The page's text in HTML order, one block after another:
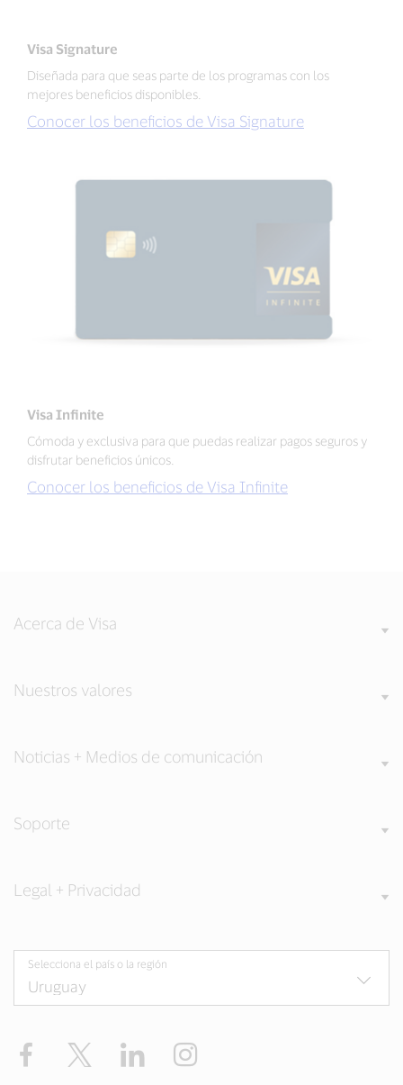
Visa Signature
Diseñada para que seas parte de los programas con los
mejores beneficios disponibles.
Conocer los beneficios de Visa Signature
Visa Infinite
Cómoda y exclusiva para que puedas realizar pagos seguros y
disfrutar beneficios únicos.
Conocer los beneficios de Visa Infinite
Acerca de Visa
Nuestros valores
Noticias + Medios de comunicación
Soporte
Legal + Privacidad
Selecciona el país o la región
Facebook Twitter LinkedIn